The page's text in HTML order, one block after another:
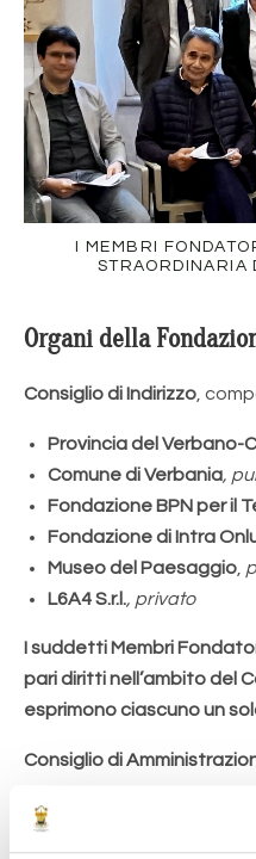
I MEMBRI
STRAORDINARIA
Organi della
Consiglio di Indirizzo,
Provincia del Verbano-
Comune di Verbania,
Fondazione BPN per il
Fondazione di Intra
Museo del Paesaggio,
L6A4 S.r.l., privato
I suddetti Membri
pari diritti nell’ambito del
esprimono ciascuno un
Consiglio di
Presidente,
arch.